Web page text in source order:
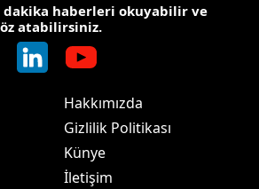
dakika haberleri okuyabilir ve
atabilirsiniz.
Hakkımızda
Gizlilik Politikası
Künye
İletişim